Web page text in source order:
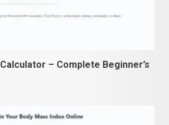
– Complete Beginner’s